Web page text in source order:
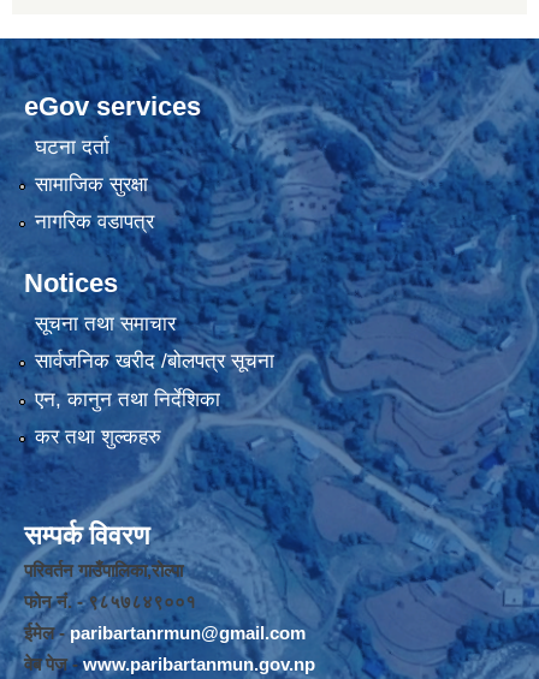
eGov services
घटना दर्ता
सामाजिक सुरक्षा
नागरिक वडापत्र
Notices
सूचना तथा समाचार
सार्वजनिक खरीद /बोलपत्र सूचना
एन, कानुन तथा निर्देशिका
कर तथा शुल्कहरु
सम्पर्क विवरण
परिवर्तन गाउँपालिका,रोल्पा
फोन नंं. - ९८५७८४९००१
ईमेल -paribartanrmun@gmail.com
वेब पेज -www.paribartanmun.gov.np